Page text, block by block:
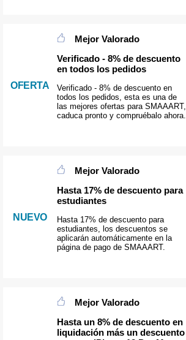
OFERTA
Mejor Valorado
Verificado - 8% de descuento
en todos los pedidos
Verificado - 8% de descuento en
todos los pedidos, esta es una de
las mejores ofertas para SMAAART,
caduca pronto y compruébalo ahora.
NUEVO
Mejor Valorado
Hasta 17% de descuento para
estudiantes
Hasta 17% de descuento para
estudiantes, los descuentos se
aplicarán automáticamente en la
página de pago de SMAAART.
Mejor Valorado
Hasta un 8% de descuento en
liquidación más un descuento